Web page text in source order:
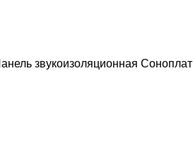
звукоизоляционная